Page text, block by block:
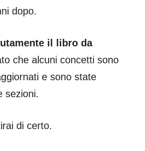
dopo.
il libro da
che alcuni concetti sono
e sono state
sezioni.
di certo.